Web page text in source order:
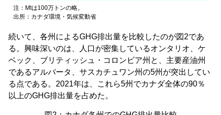
注：Mtは100万トンの略。
出所：カナダ環境・気候変動省
続いて、各州によるGHG排出量を比較したのが図2であ
る。興味深いのは、人口が密集しているオンタリオ、ケ
ベック、ブリティッシュ・コロンビア州と、主要産油州
であるアルバータ、サスカチュワン州の5州が突出してい
る点である。2021年は、これら5州でカナダ全体の90％
以上のGHG排出量を占めた。